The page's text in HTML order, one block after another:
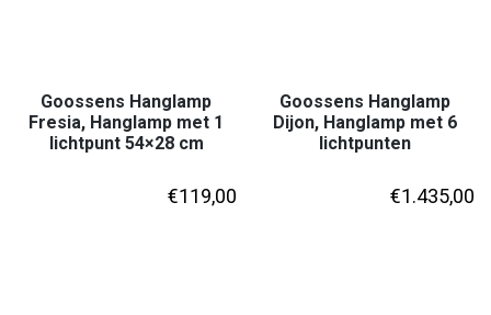
Goossens Hanglamp
Fresia, Hanglamp met 1
lichtpunt 54×28 cm
€119,00
Goossens Hanglamp
Dijon, Hanglamp met 6
lichtpunten
€1.435,00